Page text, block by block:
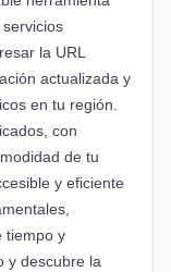
la URL
actualizada y
en tu región.
con
de tu
y eficiente
tiempo y
y descubre la